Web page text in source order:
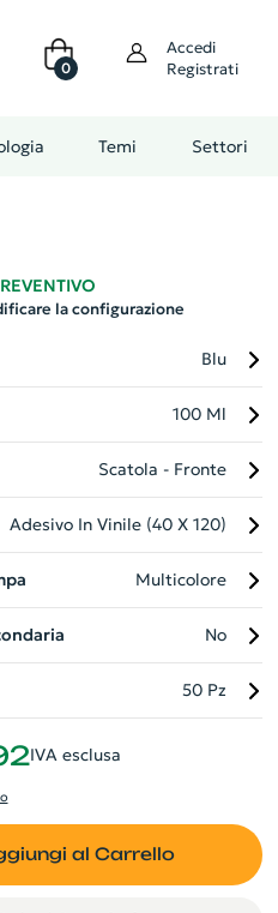
0
Accedi
Registrati
Temi Settori
la configurazione
Blu
100 Ml
Scatola - Fronte
Adesivo In Vinile (40 X 120)
Multicolore
No
50 Pz
IVA esclusa
al Carrello